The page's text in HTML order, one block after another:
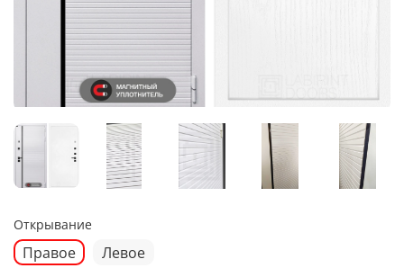
Открывание
Правое Левое